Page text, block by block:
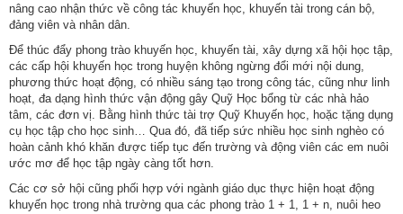
động
TĐKT
Điển
hình
tiên
tiến
Phong
trào
thi
nâng cao nhận thức về công tác khuyến học, khuyến tài trong cán bộ,
đảng viên và nhân dân.
Để thúc đẩy phong trào khuyến học, khuyến tài, xây dựng xã hội học tập,
các cấp hội khuyến học trong huyện không ngừng đổi mới nội dung,
phương thức hoạt động, có nhiều sáng tạo trong công tác, cũng như linh
hoạt, đa dạng hình thức vận động gây Quỹ Học bổng từ các nhà hảo
tâm, các đơn vị. Bằng hình thức tài trợ Quỹ Khuyến học, hoặc tặng dụng
cụ học tập cho học sinh… Qua đó, đã tiếp sức nhiều học sinh nghèo có
hoàn cảnh khó khăn được tiếp tục đến trường và động viên các em nuôi
ước mơ để học tập ngày càng tốt hơn.
Các cơ sở hội cũng phối hợp với ngành giáo dục thực hiện hoạt động
khuyến học trong nhà trường qua các phong trào 1 + 1, 1 + n, nuôi heo